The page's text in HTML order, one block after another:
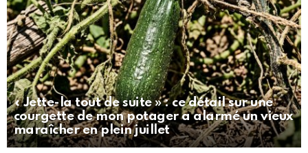
« Jette-la tout de suite » : ce détail sur une
courgette de mon potager a alarmé un vieux
maraîcher en plein juillet